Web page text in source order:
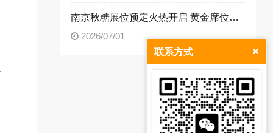
南京秋糖展位预定火热开启 黄金席位抢占行业发展先机
2026/07/01
联系方式